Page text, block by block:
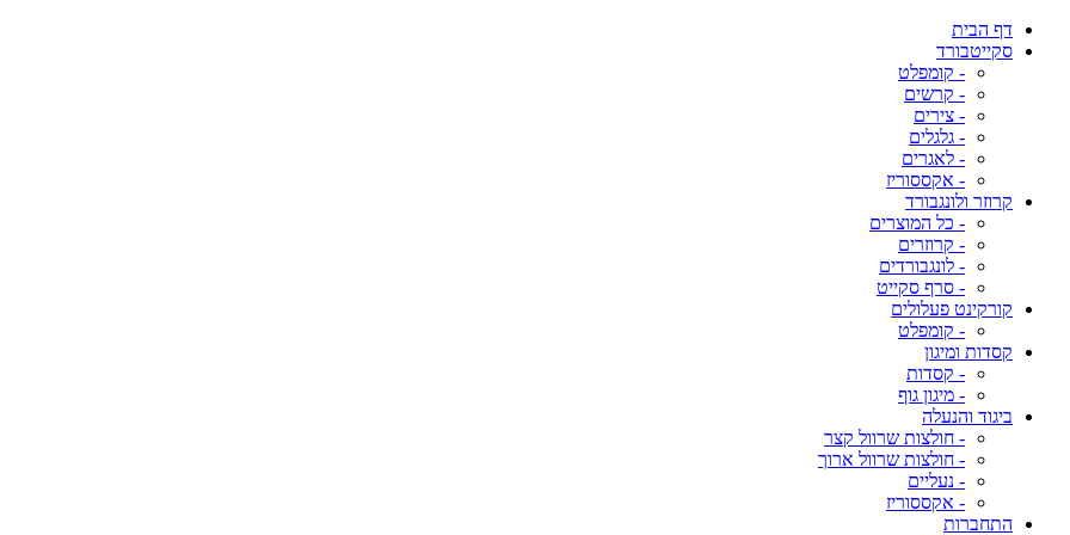
דף הבית
סקייטבורד
- קומפלט
- קרשים
- צירים
- גלגלים
- לאגרים
- אקססוריז
קרוזר ולונגבורד
- כל המוצרים
- קרוזרים
- לונגבורדים
- סרף סקייט
קורקינט פעלולים
- קומפלט
קסדות ומיגון
- קסדות
- מיגון גוף
ביגוד והנעלה
- חולצות שרוול קצר
- חולצות שרוול ארוך
- נעליים
- אקססוריז
התחברות